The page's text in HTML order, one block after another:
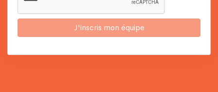
J'inscris mon équipe